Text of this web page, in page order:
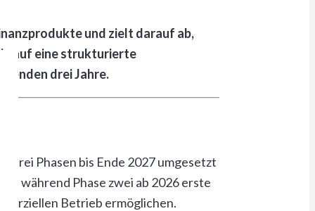
und zielt darauf ab,
auf eine strukturierte
drei Jahre.
drei Phasen bis Ende 2027 umgesetzt
während Phase zwei ab 2026 erste
Betrieb ermöglichen.